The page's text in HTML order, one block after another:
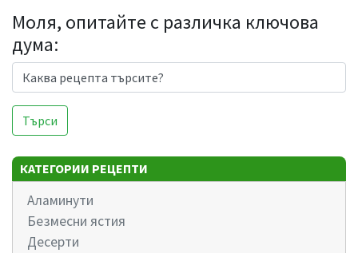
Моля, опитайте с различка ключова
дума:
КАТЕГОРИИ РЕЦЕПТИ
Аламинути
Безмесни ястия
Десерти